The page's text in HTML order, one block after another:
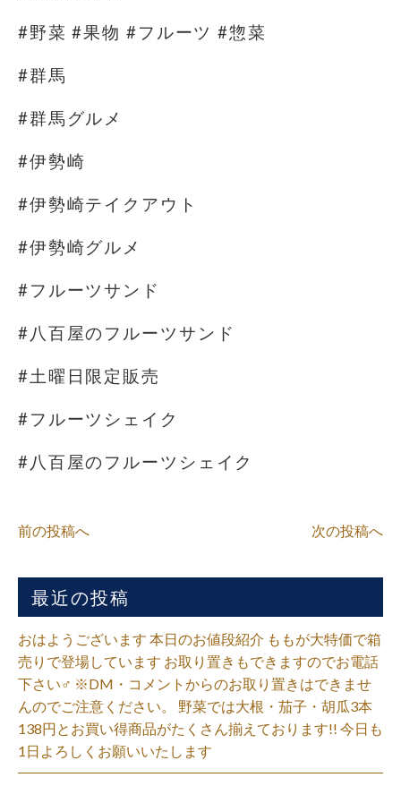
#野菜 #果物 #フルーツ #惣菜
#群馬
#群馬グルメ
#伊勢崎
#伊勢崎テイクアウト
#伊勢崎グルメ
#フルーツサンド
#八百屋のフルーツサンド
#土曜日限定販売
#フルーツシェイク
#八百屋のフルーツシェイク
前の投稿へ 次の投稿へ
最近の投稿
おはようございます 本日のお値段紹介 ももが大特価で箱
売りで登場しています お取り置きもできますのでお電話
下さい‍♂️ ※DM・コメントからのお取り置きはできませ
んのでご注意ください。 野菜では大根・茄子・胡瓜3本
138円とお買い得商品がたくさん揃えております!! 今日も
1日よろしくお願いいたします